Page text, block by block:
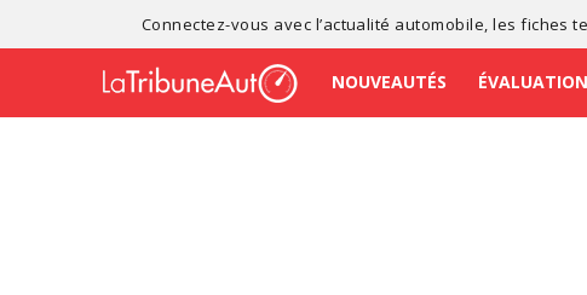
Connectez-vous avec l’actualité automobile , lesfiches
NOUVEAUTÉS